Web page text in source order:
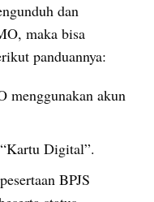
dan
maka bisa
panduannya:
menggunakan akun
Digital”.
BPJS